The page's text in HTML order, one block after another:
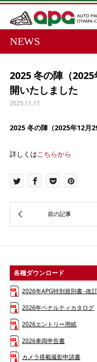
NEWS
2025 冬の陣（
開いたしました
2025.11.17
2025 冬の陣（2025年12月
詳しくはこちらから
各種ダウンロード
2026年APG特別規則書 -改
2026年ペナルティカタログ
2026エントリー用紙
2026車両申告書
カメラ搭載撮影申請書